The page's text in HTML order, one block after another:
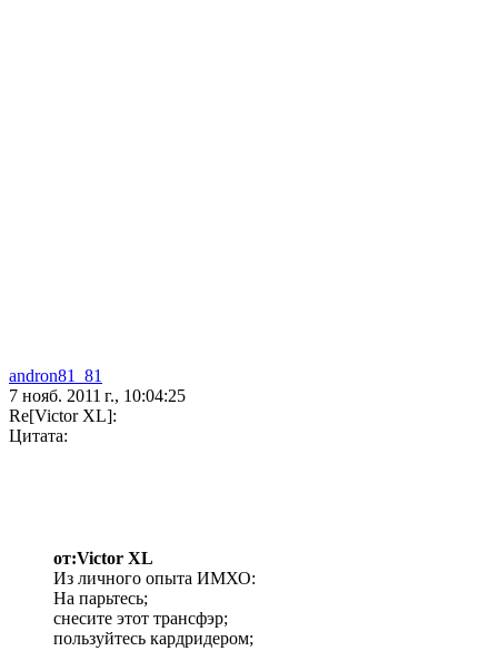
andron81_81
7 нояб. 2011 г., 10:04:25
Re[Victor XL]:
Цитата:
от:Victor XL
Из личного опыта ИМХО:
На парьтесь;
снесите этот трансфэр;
пользуйтесь кардридером;